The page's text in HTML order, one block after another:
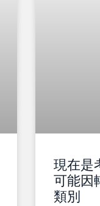
現在是
可能因
類別